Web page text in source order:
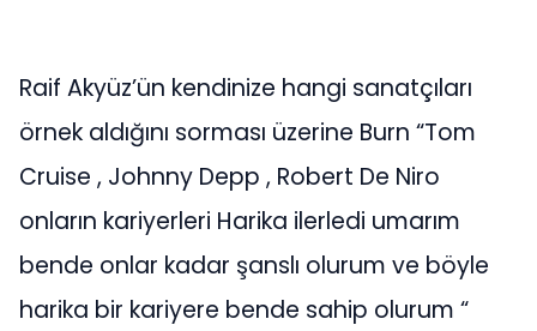
Raif Akyüz’ün kendinize hangi sanatçıları
örnek aldığını sorması üzerine Burn “Tom
Cruise , Johnny Depp , Robert De Niro
onların kariyerleri Harika ilerledi umarım
bende onlar kadar şanslı olurum ve böyle
harika bir kariyere bende sahip olurum “